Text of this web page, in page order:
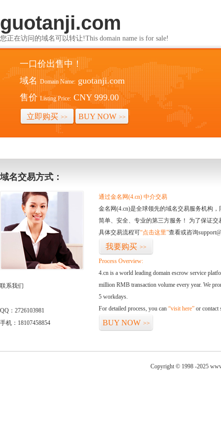
guotanji.com
您正在访问的域名可以转让!This domain name is for sale!
一口价出售中！
域名 Domain Name: guotanji.com
售价 Listing Price: CNY 999.00
立即购买 >> BUY NOW >>
域名交易方式：
联系我们
QQ：2726103981
手机：18107458854
通过金名网(4.cn) 中介交易
金名网(4.cn)是全球领先的域名交易服务机构
简单、安全、专业的第三方服务！ 为了保证
具体交易流程可“点击这里”查看或咨询
我要购买 >>
Process Overview:
4.cn is a world leading domain escrow service
million RMB transaction volume every year. We
5 workdays.
For detailed process, you can “visit here” or contact
BUY NOW >>
Copyright © 1998 -2025